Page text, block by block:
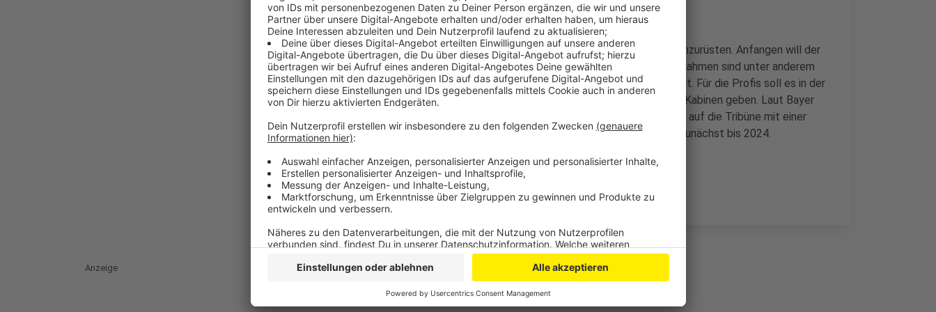
Ziel ist es die Bayer 04-Gebäude auf ökologische LED-Technik umzurüsten. Anfangen will der
Verein beim Flutlicht im Ulrich-Haberland-Stadion – weitere Maßnahmen sind unter anderem
auch für das vereinseigene Leistungszentrum Kurtekotten geplant. Für die Profis soll es in der
BayArena eine biodynamische Lichttechnik im Kraftraum und den Kabinen geben. Laut Bayer
04 will man zudem den Spielertunnel und den Gang der VIP-Gäste auf die Tribüne mit einer
farbigen Inszenierung aufwerten. Der Kooperationsvertrag läuft zunächst bis 2024.
Anzeige
Anzeige